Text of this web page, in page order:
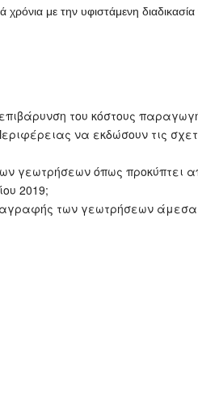
με την υφιστάμενη
του κόστους
να εκδώσουν τις
γεωτρήσεων όπως προκύπτει
2019;
των γεωτρήσεων άμεσα